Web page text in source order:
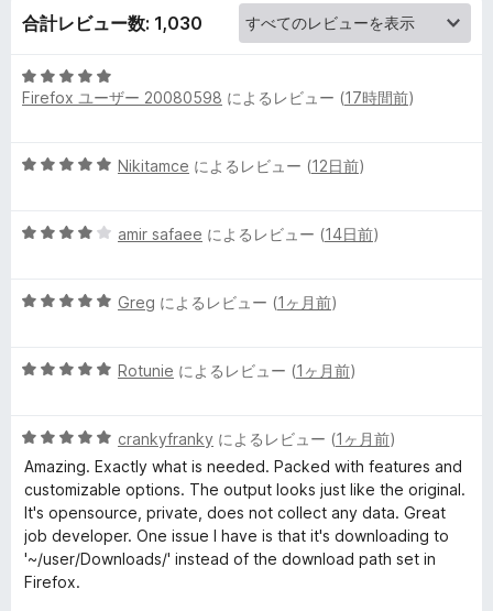
e
の
ビ
ュ
ー
5
評
価
合計レビュー数: 1,030
5
段
5
価
Firefox ユーザー 20080598 によるレビュー (17時間前)
5
中
評
Nikitamce によるレビュー (12日前)
5
中
評
amir safaee によるレビュー (14日前)
5
中
評
価
Greg によるレビュー (1ヶ月前)
5
中
5
の
評
価
Rotunie によるレビュー (1ヶ月前)
5
段
階
中
5
の
評
crankyfranky によるレビュー (1ヶ月前)
Amazing. Exactly what is needed. Packed with features and
customizable options. The output looks just like the original.
It's opensource, private, does not collect any data. Great
job developer. One issue I have is that it's downloading to
'~/user/Downloads/' instead of the download path set in
Firefox.